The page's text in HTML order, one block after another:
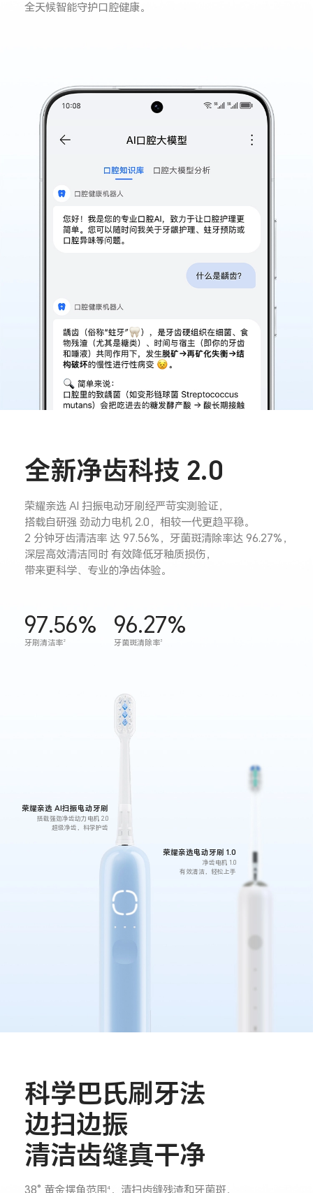
全天候智能守护口腔健康。
全新净齿科技 2.0
荣耀亲选 AI 扫振电动牙刷经严苛实测验证，
搭载自研强 劲动力电机 2.0，相较一代更趋平稳。
2 分钟牙齿清洁率达 97.56%，牙菌斑清除率达 96.27%，
深层高效清洁同时有效降低牙釉质损伤，
带来更科学、专业的净齿体验。
97.56%
牙刷清洁率2
96.27%
牙菌斑清除率3
荣耀亲选电动牙刷 1.0
净齿电机 1.0
有效清洁，轻松上手
荣耀亲选 AI扫振电动牙刷
搭载强劲净齿动力电机 2.0
超级净齿，科学护齿
科学巴氏刷牙法
边扫边振
清洁齿缝真干净
38° 黄金摆角范围4，清扫齿缝残渣和牙菌斑，